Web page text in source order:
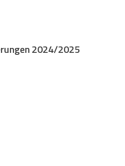
2024/2025